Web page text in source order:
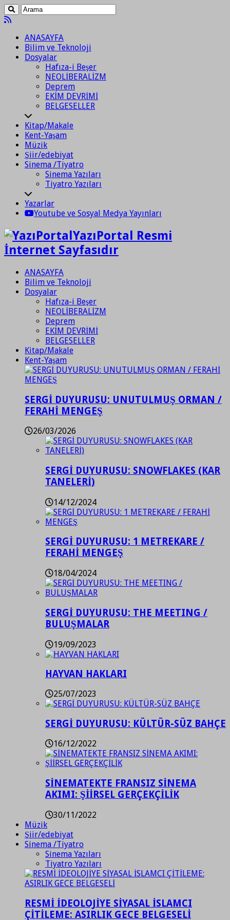
ANASAYFA
Bilim ve Teknoloji
Dosyalar
Hafıza-i Beşer
NEOLİBERALİZM
Deprem
EKİM DEVRİMİ
BELGESELLER
Kitap/Makale
Kent-Yaşam
Müzik
Şiir/edebiyat
Sinema /Tiyatro
Sinema Yazıları
Tiyatro Yazıları
Yazarlar
Youtube ve Sosyal Medya Yayınları
YazıPortal Resmi
İnternet Sayfasıdır
ANASAYFA
Bilim ve Teknoloji
Dosyalar
Hafıza-i Beşer
NEOLİBERALİZM
Deprem
EKİM DEVRİMİ
BELGESELLER
Kitap/Makale
Kent-Yaşam
SERGİ DUYURUSU: UNUTULMUŞ ORMAN /
FERAHİ MENGEŞ
26/03/2026
SERGİ DUYURUSU: SNOWFLAKES (KAR
TANELERİ)
14/12/2024
SERGİ DUYURUSU: 1 METREKARE /
FERAHİ MENGEŞ
18/04/2024
SERGİ DUYURUSU: THE MEETING /
BULUŞMALAR
19/09/2023
HAYVAN HAKLARI
25/07/2023
SERGİ DUYURUSU: KÜLTÜR-SÜZ BAHÇE
16/12/2022
SİNEMATEKTE FRANSIZ SİNEMA
AKIMI: ŞİİRSEL GERÇEKÇİLİK
30/11/2022
Müzik
Şiir/edebiyat
Sinema /Tiyatro
Sinema Yazıları
Tiyatro Yazıları
RESMİ İDEOLOJİYE SİYASAL İSLAMCI
ÇİTİLEME: ASIRLIK GECE BELGESELİ